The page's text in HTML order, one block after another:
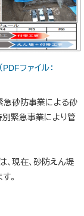
ファイル：
砂防事業による砂
別緊急事業により管
現在、砂防えん堤
。